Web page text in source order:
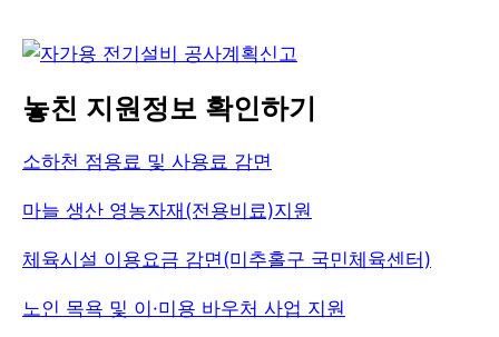
놓친 지원정보 확인하기
소하천 점용료 및 사용료 감면
마늘 생산 영농자재(전용비료)지원
체육시설 이용요금 감면(미추홀구 국민체육센터)
노인 목욕 및 이·미용 바우처 사업 지원